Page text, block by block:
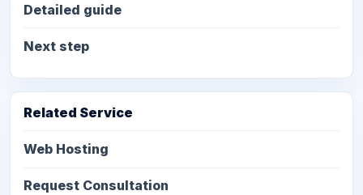
Detailed guide
Next step
Related Service
Web Hosting
Request Consultation